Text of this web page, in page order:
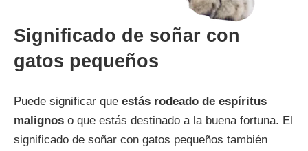
Significado de soñar con
gatos pequeños
Puede significar que estás rodeado de espíritus
malignos o que estás destinado a la buena fortuna. El
significado de soñar con gatos pequeños también